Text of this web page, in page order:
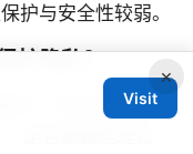
护与安全性较弱。
护隐私？
外，可以通过独立
是否暴露地理位
×
Visit